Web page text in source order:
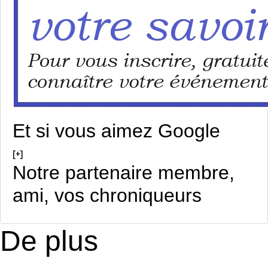
Et si vous aimez Google
[+]
Notre partenaire membre,
ami, vos chroniqueurs
De plus